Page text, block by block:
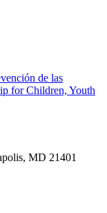
de las
for Children, Youth
MD 21401